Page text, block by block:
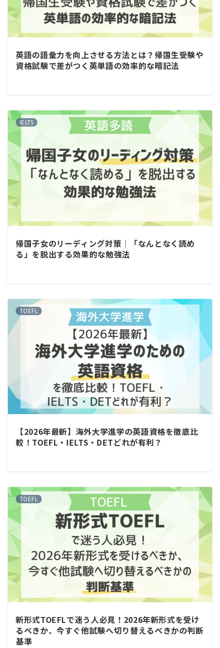
英語の語彙力を向上させる方法とは？帰国生受験や
資格試験で差がつく英単語の効率的な暗記法
IELTS
帰国子女のリーディング対策｜「なんとなく読め
る」を脱出する効果的な勉強法
TOEFL
【2026年最新】海外大学進学の英語資格を徹底比
較！TOEFL・IELTS・DETどれが有利？
TOEFL
新形式TOEFLで迷う人必見！2026年新形式を受け
るべきか、今すぐ他試験へ切り替えるべきかの判断
基準